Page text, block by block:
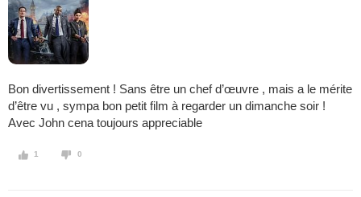
Bon divertissement ! Sans être un chef d’œuvre , mais a le mérite
d’être vu , sympa bon petit film à regarder un dimanche soir !
Avec John cena toujours appreciable
1 0